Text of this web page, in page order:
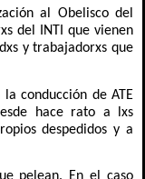
al Obelisco del
del INTI que vienen
y trabajadorxs que
conducción de ATE
hace rato a lxs
despedidos y a